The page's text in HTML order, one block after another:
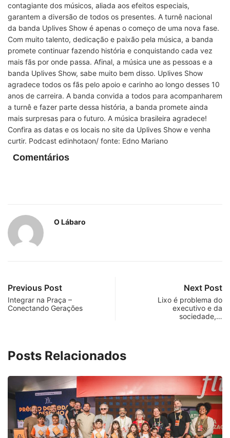
contagiante dos músicos, aliada aos efeitos especiais,
garantem a diversão de todos os presentes. A turnê nacional
da banda Uplives Show é apenas o começo de uma nova fase.
Com muito talento, dedicação e paixão pela música, a banda
promete continuar fazendo história e conquistando cada vez
mais fãs por onde passa. Afinal, a música une as pessoas e a
banda Uplives Show, sabe muito bem disso. Uplives Show
agradece todos os fãs pelo apoio e carinho ao longo desses 10
anos de carreira. A banda convida a todos para acompanharem
a turnê e fazer parte dessa história, a banda promete ainda
mais surpresas para o futuro. A música brasileira agradece!
Confira as datas e os locais no site da Uplives Show e venha
curtir. Podcast edinhotaon/ fonte: Edno Mariano
Comentários
O Lábaro
Previous Post
Integrar na Praça –
Conectando Gerações
Next Post
Lixo é problema do
executivo e da
sociedade,…
Posts Relacionados